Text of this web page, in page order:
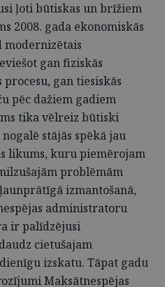
ļoti būtiskas un brīžiem
2008. gada ekonomiskās
modernizētais
gan fiziskās
gan tiesiskās
pēc dažiem gadiem
tika vēlreiz būtiski
stājās spēkā jau
likums, kuru piemērojam
problēmām
izmantošanā,
administratoru
ir palīdzējusi
cietušajam
izskatu. Tāpat gadu
Maksātnespējas